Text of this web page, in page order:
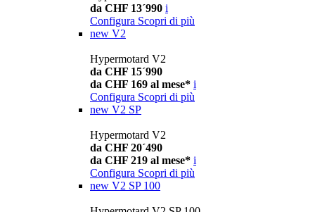
da CHF 13´990 i
Configura Scopri di più
new V2
Hypermotard V2
da CHF 15´990
da CHF 169 al mese* i
Configura Scopri di più
new V2 SP
Hypermotard V2
da CHF 20´490
da CHF 219 al mese* i
Configura Scopri di più
new V2 SP 100